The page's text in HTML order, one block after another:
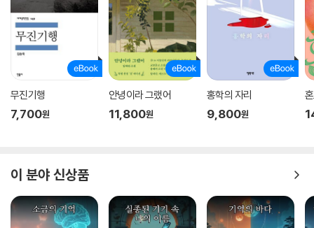
무진기행
7,700원
안녕이라 그랬어
11,800원
홍학의 자리
9,800원
이 분야 신상품